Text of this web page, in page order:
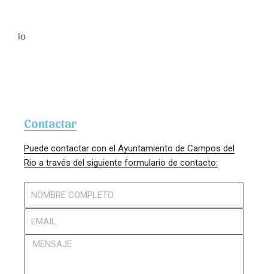
lo
Contactar
Puede contactar con el Ayuntamiento de Campos del
Rio a través del siguiente formulario de contacto: